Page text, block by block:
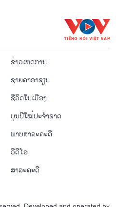
ຂ່າວເຫດການ
ຊາຍຄາອາຊຽນ
ຊີ​ວິດ​ໃນ​ເມືອງ
ບຸນປີໃໝ່ປະຈຳຊາດ
ພາບສາລະຄະດີ
ວີດີໂອ
ສາລະຄະດີ